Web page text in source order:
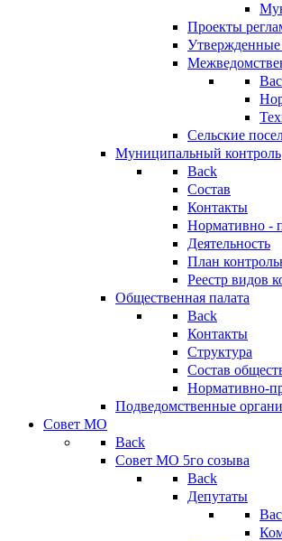
Проекты
Утвержденные
Сельские
Муниципальный контроль
Back
Состав
Контакты
Нормативно -
Деятельность
План
Реестр видов
Общественная палата
Back
Контакты
Структура
Состав
Нормативно-
Подведомственные
Совет МО
Back
Совет МО 5го созыва
Back
Депутаты